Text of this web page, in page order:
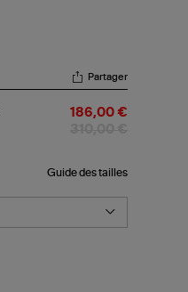
Partager
186,00 €
Guide des tailles